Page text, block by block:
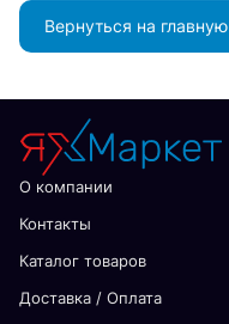
Вернуться на главную
О компании
Контакты
Каталог товаров
Доставка / Оплата